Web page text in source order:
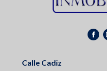
Calle Cadiz